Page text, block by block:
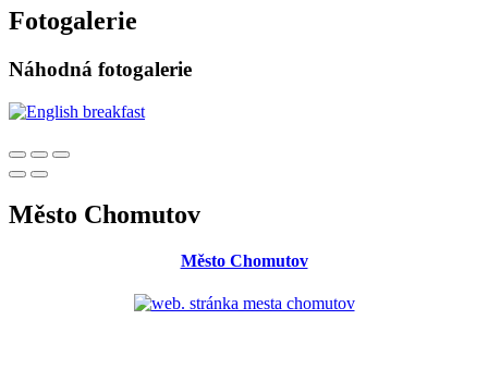
Fotogalerie
Náhodná fotogalerie
Město Chomutov
Město Chomutov